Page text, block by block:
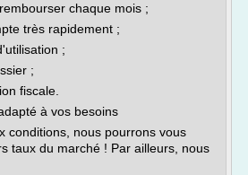
chaque mois ;
très rapidement ;
;
;
fiscale.
à vos besoins
conditions, nous pourrons vous
taux du marché ! Par ailleurs, nous